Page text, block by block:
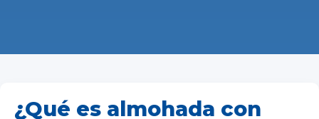
¿Qué es almohada con